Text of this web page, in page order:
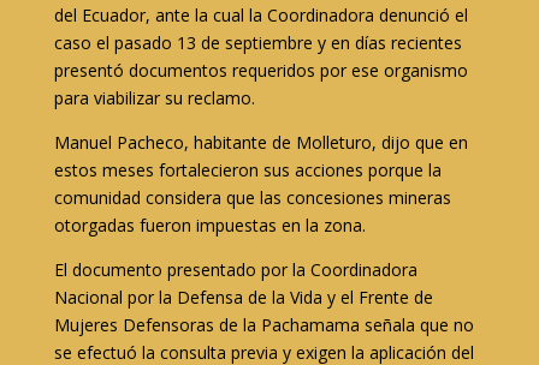
del Ecuador, ante la cual la Coordinadora denunció el
caso el pasado 13 de septiembre y en días recientes
presentó documentos requeridos por ese organismo
para viabilizar su reclamo.
Manuel Pacheco, habitante de Molleturo, dijo que en
estos meses fortalecieron sus acciones porque la
comunidad considera que las concesiones mineras
otorgadas fueron impuestas en la zona.
El documento presentado por la Coordinadora
Nacional por la Defensa de la Vida y el Frente de
Mujeres Defensoras de la Pachamama señala que no
se efectuó la consulta previa y exigen la aplicación del